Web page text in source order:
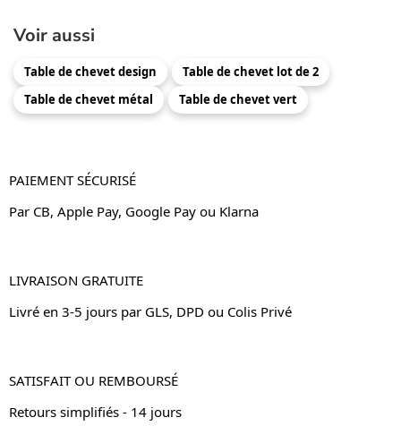
Voir aussi
Table de chevet design
Table de chevet lot de 2
Table de chevet métal
Table de chevet vert
PAIEMENT SÉCURISÉ
Par CB, Apple Pay, Google Pay ou Klarna
LIVRAISON GRATUITE
Livré en 3-5 jours par GLS, DPD ou Colis Privé
SATISFAIT OU REMBOURSÉ
Retours simplifiés - 14 jours